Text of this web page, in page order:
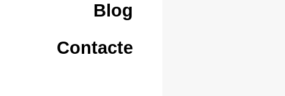
Blog
Contacte